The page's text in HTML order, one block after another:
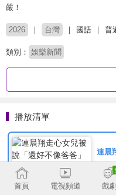
嚴！
2026 台灣 國語 普
類別： 娛樂新聞
播放清單
連晨
是
首頁 電視頻道 戲劇